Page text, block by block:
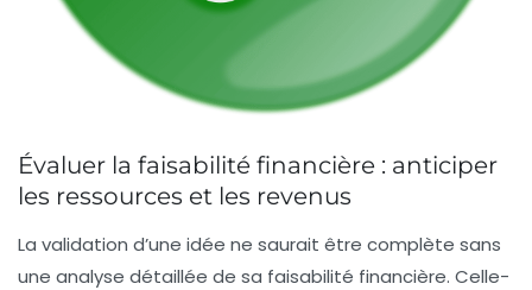
Évaluer la faisabilité financière : anticiper
les ressources et les revenus
La validation d’une idée ne saurait être complète sans
une analyse détaillée de sa faisabilité financière. Celle-